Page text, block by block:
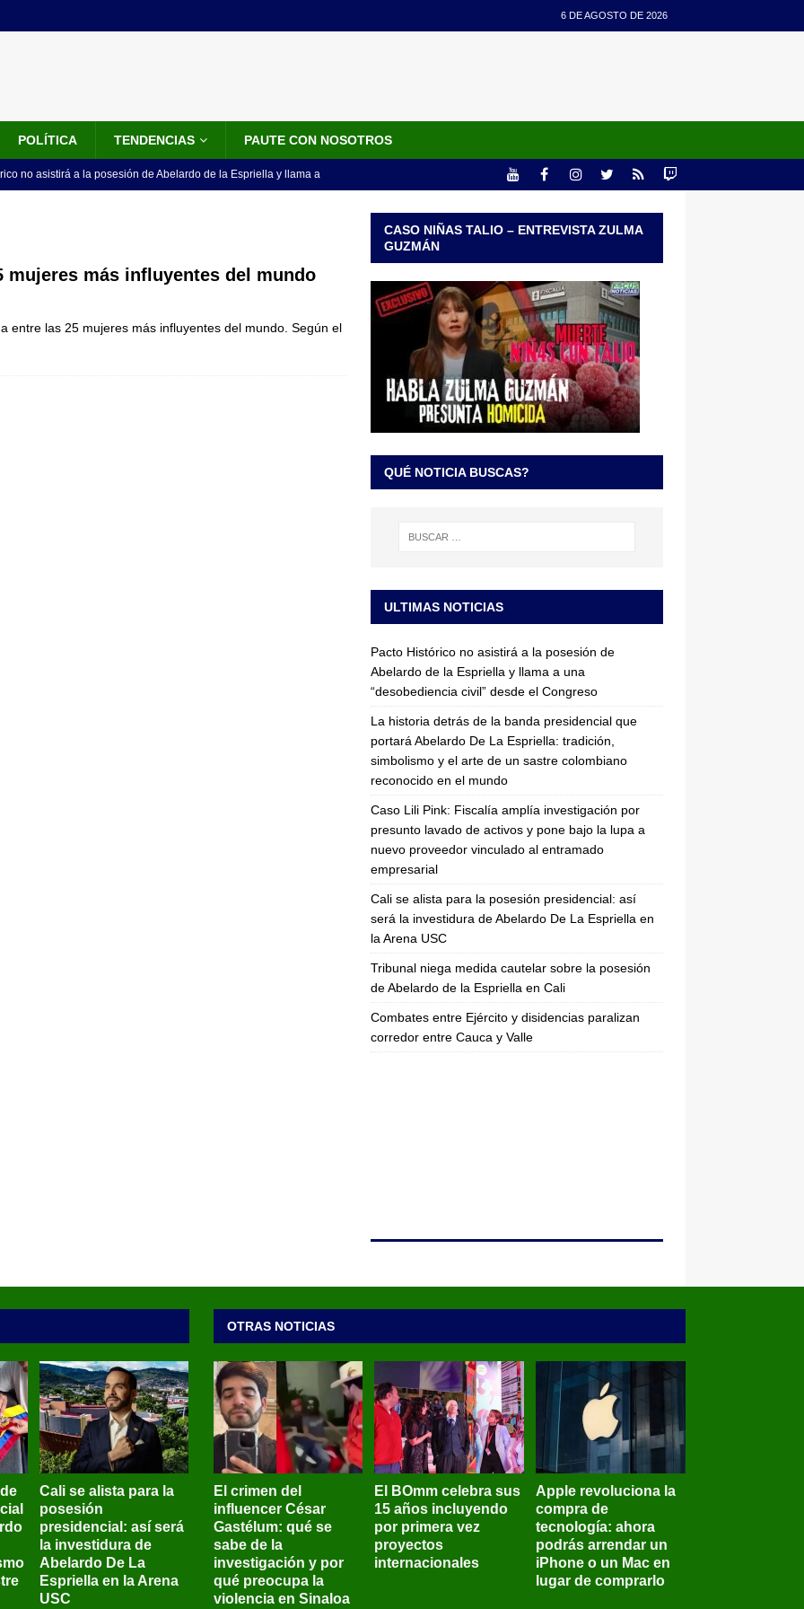
6 DE AGOSTO DE 2026
POLÍTICA TENDENCIAS PAUTE CON NOSOTROS
no asistirá a la posesión de Abelardo de la Espriella y llama a
de un sastre colombiano reconocido en el mundo
Fiscalía amplía investigación por presunto lavado de activos y
vinculado al entramado empresarial
mujeres más influyentes del mundo
entre las 25 mujeres más influyentes del mundo. Según el
CASO NIÑAS TALIO – ENTREVISTA ZULMA
GUZMÁN
QUÉ NOTICIA BUSCAS?
ULTIMAS NOTICIAS
Pacto Histórico no asistirá a la posesión de
Abelardo de la Espriella y llama a una
“desobediencia civil” desde el Congreso
La historia detrás de la banda presidencial que
portará Abelardo De La Espriella: tradición,
simbolismo y el arte de un sastre colombiano
reconocido en el mundo
Caso Lili Pink: Fiscalía amplía investigación por
presunto lavado de activos y pone bajo la lupa a
nuevo proveedor vinculado al entramado
empresarial
Cali se alista para la posesión presidencial: así
será la investidura de Abelardo De La Espriella en
la Arena USC
Tribunal niega medida cautelar sobre la posesión
de Abelardo de la Espriella en Cali
Combates entre Ejército y disidencias paralizan
corredor entre Cauca y Valle
Cali se alista para la
posesión
presidencial: así será
la investidura de
Abelardo De La
Espriella en la Arena
USC
OTRAS NOTICIAS
El crimen del
influencer César
Gastélum: qué se
sabe de la
investigación y por
qué preocupa la
violencia en Sinaloa
El BOmm celebra sus
15 años incluyendo
por primera vez
proyectos
internacionales
Apple revoluciona la
compra de
tecnología: ahora
podrás arrendar un
iPhone o un Mac en
lugar de comprarlo